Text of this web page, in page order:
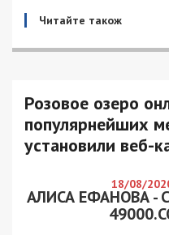
Читайте також
Розовое озеро
популярнейших
установили веб-
18/08/
АЛИСА ЕФАНОВА -